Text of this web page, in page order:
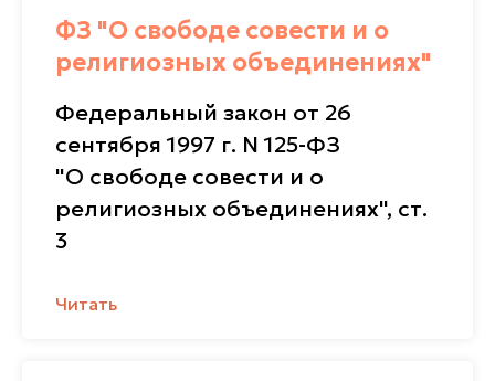
ФЗ "О свободе совести и о
религиозных объединениях"
Федеральный закон от 26
сентября 1997 г. N 125-ФЗ
"О свободе совести и о
религиозных объединениях", ст.
3
Читать